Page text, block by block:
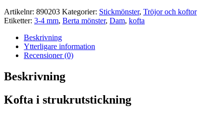
Artikelnr: 890203 Kategorier: Stickmönster, Tröjor och koftor
Etiketter: 3-4 mm, Berta mönster, Dam, kofta
Beskrivning
Ytterligare information
Recensioner (0)
Beskrivning
Kofta i strukrutstickning